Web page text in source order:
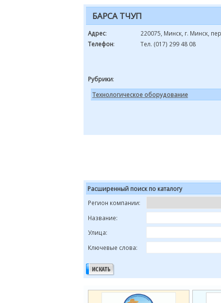
БАРСА ТЧУП
Адрес:
220075, Минск, г. Минск,
Телефон: Тел. (017) 299 48 08
Рубрики:
Технологическое оборудование
Расширенный поиск по каталогу
Регион компании:
Название:
Улица:
Ключевые слова: